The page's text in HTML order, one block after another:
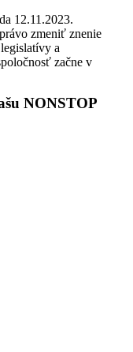
12.11.2023.
zmeniť znenie
a
začne v
NONSTOP